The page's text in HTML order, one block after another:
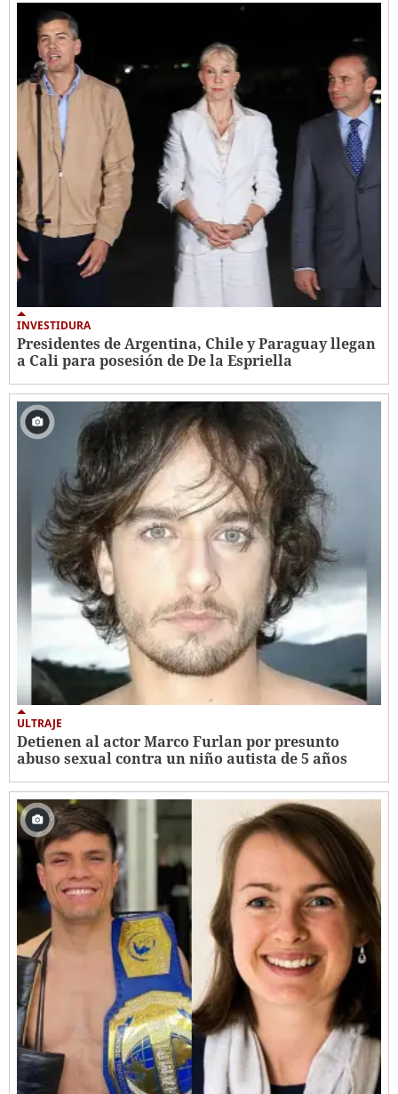
INVESTIDURA
Presidentes de Argentina, Chile y Paraguay llegan
a Cali para posesión de De la Espriella
ULTRAJE
Detienen al actor Marco Furlan por presunto
abuso sexual contra un niño autista de 5 años